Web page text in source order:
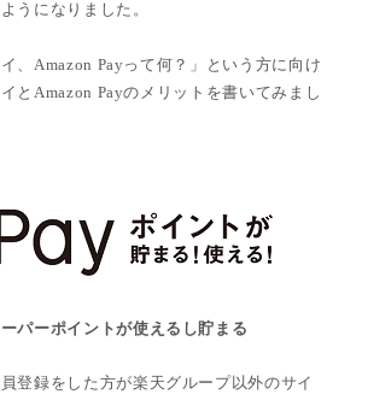
うになりました。
、Amazon Payって何？」という方に向け
とAmazon Payのメリットを書いてみまし
パーポイントが使えるし貯まる
登録をした方が楽天グループ以外のサイ